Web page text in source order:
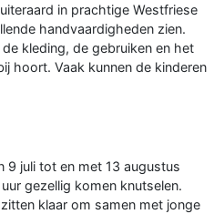
in prachtige Westfriese
handvaardigheden zien.
kleding, de gebruiken en het
hoort. Vaak kunnen de kinderen
9 juli tot en met 13 augustus
gezellig komen knutselen.
klaar om samen met jonge